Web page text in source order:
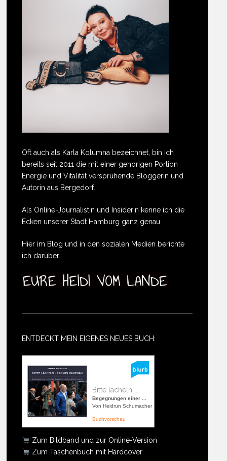
Oft auch als Karla Kolumna bezeichnet, bin ich
bereits seit 2011 die mit einer gehörigen Portion
Energie und Vitalität versprühende Bloggerin und
Autorin aus Bergedorf.
Als Online-Journalistin und Insiderin kenne ich die
Ecken unserer Stadt Hamburg ganz genau.
Hier im Blog und in den sozialen Medien berichte
ich darüber.
ENTDECKT MEIN EIGENES NEUES BUCH:
Bitte lächeln ...
Begegnungen einer ...
Von Heidrun Schumacher
Buchvorschau
Zum Bildband und zur Online-Version
Zum Taschenbuch mit Hardcover